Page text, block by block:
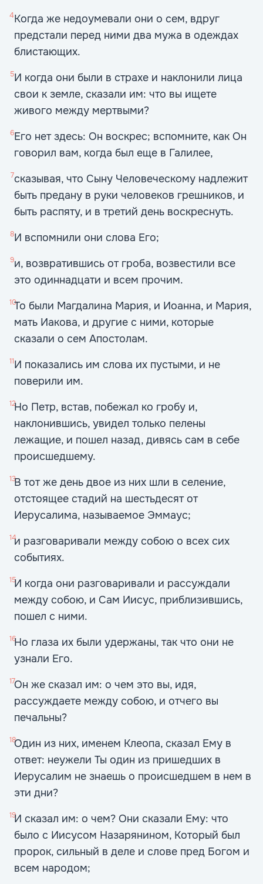
4Когда же недоумевали они о сем, вдруг
предстали перед ними два мужа в одеждах
блистающих.
5И когда они были в страхе и наклонили лица
свои к земле, сказали им: что вы ищете
живого между мертвыми?
6Его нет здесь: Он воскрес; вспомните, как Он
говорил вам, когда был еще в Галилее,
7сказывая, что Сыну Человеческому надлежит
быть предану в руки человеков грешников, и
быть распяту, и в третий день воскреснуть.
8И вспомнили они слова Его;
9и, возвратившись от гроба, возвестили все
это одиннадцати и всем прочим.
10То были Магдалина Мария, и Иоанна, и Мария,
мать Иакова, и другие с ними, которые
сказали о сем Апостолам.
11И показались им слова их пустыми, и не
поверили им.
12Но Петр, встав, побежал ко гробу и,
наклонившись, увидел только пелены
лежащие, и пошел назад, дивясь сам в себе
происшедшему.
13В тот же день двое из них шли в селение,
отстоящее стадий на шестьдесят от
Иерусалима, называемое Эммаус;
14и разговаривали между собою о всех сих
событиях.
15И когда они разговаривали и рассуждали
между собою, и Сам Иисус, приблизившись,
пошел с ними.
16Но глаза их были удержаны, так что они не
узнали Его.
17Он же сказал им: о чем это вы, идя,
рассуждаете между собою, и отчего вы
печальны?
18Один из них, именем Клеопа, сказал Ему в
ответ: неужели Ты один из пришедших в
Иерусалим не знаешь о происшедшем в нем в
эти дни?
19И сказал им: о чем? Они сказали Ему: что
было с Иисусом Назарянином, Который был
пророк, сильный в деле и слове пред Богом и
всем народом;